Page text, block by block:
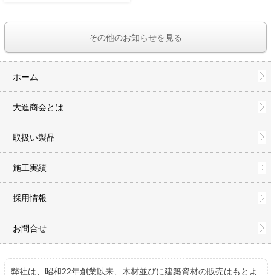
その他のお知らせを見る
ホーム
大進商会とは
取扱い製品
施工実績
採用情報
お問合せ
弊社は、昭和22年創業以来、木材並びに建築資材の販売はもとよ